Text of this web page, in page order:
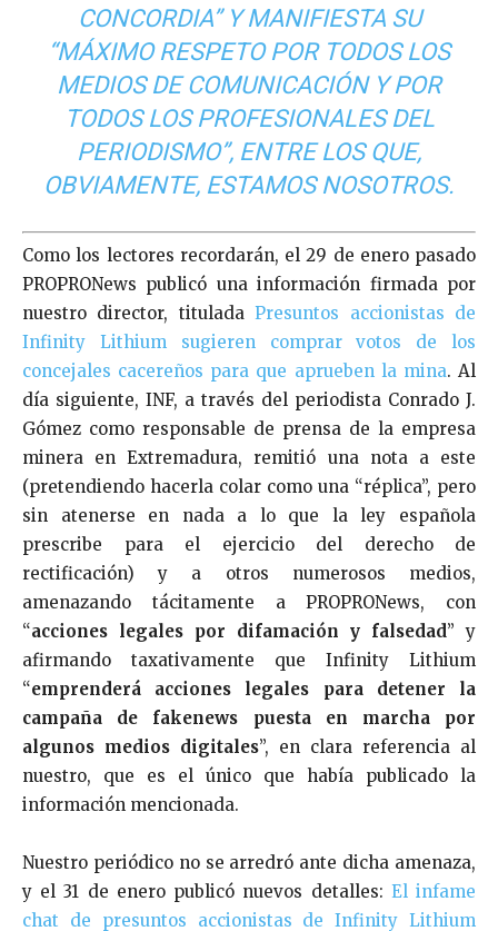
CONCORDIA” Y MANIFIESTA SU
“MÁXIMO RESPETO POR TODOS LOS
MEDIOS DE COMUNICACIÓN Y POR
TODOS LOS PROFESIONALES DEL
PERIODISMO”, ENTRE LOS QUE,
OBVIAMENTE, ESTAMOS NOSOTROS.
Como los lectores recordarán, el 29 de enero pasado
PROPRONews publicó una información firmada por
nuestro director, tituladaPresuntos accionistas de
Infinity Lithium sugieren comprar votos de los
concejales cacereños para que aprueben la mina. Al
día siguiente, INF, a través del periodista Conrado J.
Gómez como responsable de prensa de la empresa
minera en Extremadura, remitió una nota a este
(pretendiendo hacerla colar como una “réplica”, pero
sin atenerse en nada a lo que la ley española
prescribe para el ejercicio del derecho de
rectificación) y a otros numerosos medios,
amenazando tácitamente a PROPRONews, con
“acciones legales por difamación y falsedad” y
afirmando taxativamente que Infinity Lithium
“emprenderá acciones legales para detener la
campaña de fakenews puesta en marcha por
algunos medios digitales”, en clara referencia al
nuestro, que es el único que había publicado la
información mencionada.
Nuestro periódico no se arredró ante dicha amenaza,
y el 31 de enero publicó nuevos detalles: El infame
chat de presuntos accionistas de Infinity Lithium